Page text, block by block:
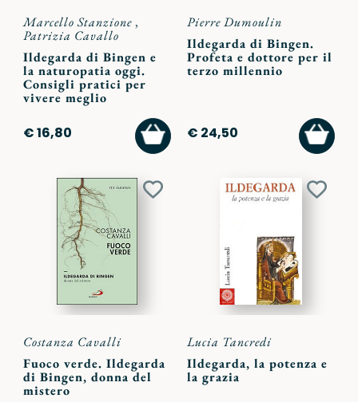
Marcello Stanzione,
Patrizia Cavallo
Ildegarda di Bingen e
la naturopatia oggi.
Consigli pratici per
vivere meglio
€ 16,80
AGGIUNGI
AL
CARRELLO
Pierre Dumoulin
Ildegarda di Bingen.
Profeta e dottore per il
terzo millennio
€ 24,50
AL
Aggiungi
Costanza Cavalli
Fuoco verde. Ildegarda
di Bingen, donna del
mistero
Lucia Tancredi
Ildegarda, la potenza e
la grazia